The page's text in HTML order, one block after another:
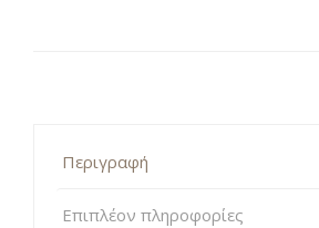
Περιγραφή
Επιπλέον πληροφορίες